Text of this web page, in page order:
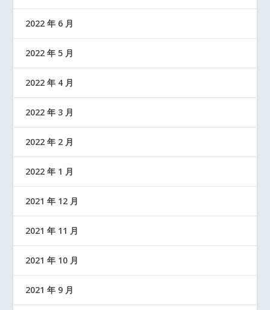
2022 年 6 月
2022 年 5 月
2022 年 4 月
2022 年 3 月
2022 年 2 月
2022 年 1 月
2021 年 12 月
2021 年 11 月
2021 年 10 月
2021 年 9 月